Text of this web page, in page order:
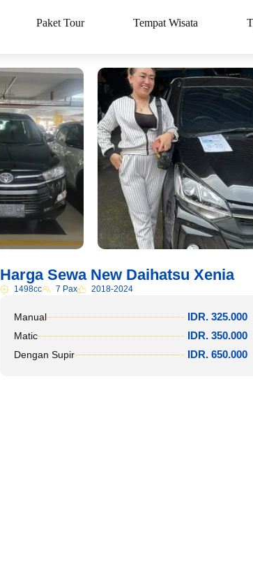
Paket Tour Tempat Wisata
Harga Sewa New Daihatsu Xenia
1498cc 7 Pax 2018-2024
Manual IDR. 325.000
Matic IDR. 350.000
Dengan Supir IDR. 650.000